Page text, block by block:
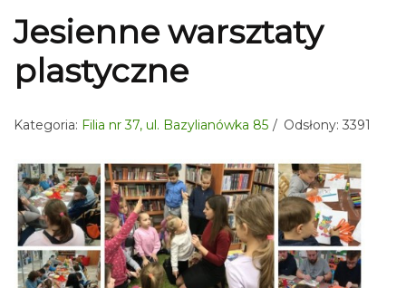
Jesienne warsztaty
plastyczne
Kategoria: Filia nr 37, ul. Bazylianówka 85 Odsłony: 3391